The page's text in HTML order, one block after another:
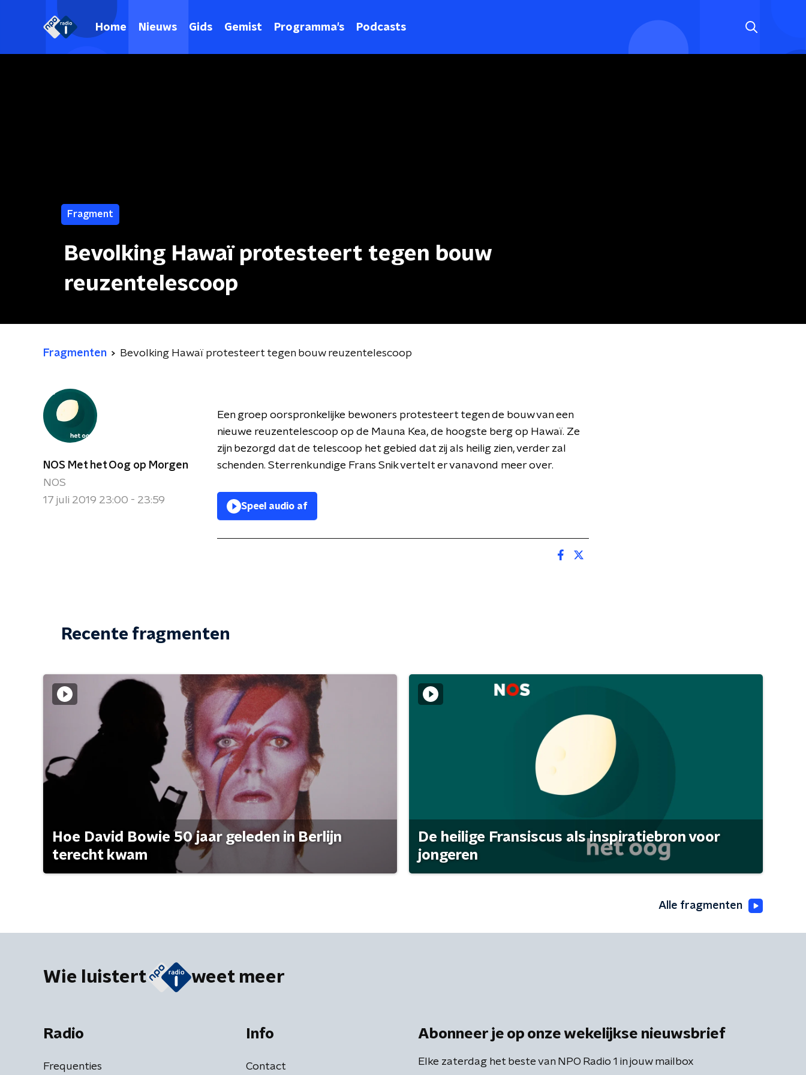
Home Nieuws Gids Gemist Programma's Podcasts
Fragment
Bevolking Hawaï protesteert tegen bouw
reuzentelescoop
Fragmenten Bevolking Hawaï protesteert tegen bouw reuzentelescoop
NOS Met het Oog op Morgen
NOS
17 juli 2019 23:00 - 23:59
Een groep oorspronkelijke bewoners protesteert tegen de bouw van een
nieuwe reuzentelescoop op de Mauna Kea, de hoogste berg op Hawaï. Ze
zijn bezorgd dat de telescoop het gebied dat zij als heilig zien, verder zal
schenden. Sterrenkundige Frans Snik vertelt er vanavond meer over.
Speel audio af
Recente fragmenten
Hoe David Bowie 50 jaar geleden in Berlijn
terecht kwam
De heilige Fransiscus als inspiratiebron voor
jongeren
Alle fragmenten
Wie luistert weet meer
Radio
Frequenties
Info
Contact
Abonneer je op onze wekelijkse nieuwsbrief
Elke zaterdag het beste van NPO Radio 1 in jouw mailbox